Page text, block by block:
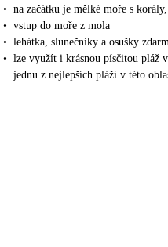
• na začátku je mělké moře s
• vstup do moře z mola
• lehátka, slunečníky a osušky
• lze využít i krásnou písčitou pláž
jednu z nejlepších pláží v této